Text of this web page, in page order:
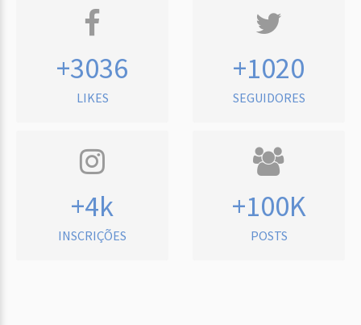
+3036
LIKES
+1020
SEGUIDORES
+4k
INSCRIÇÕES
+100K
POSTS